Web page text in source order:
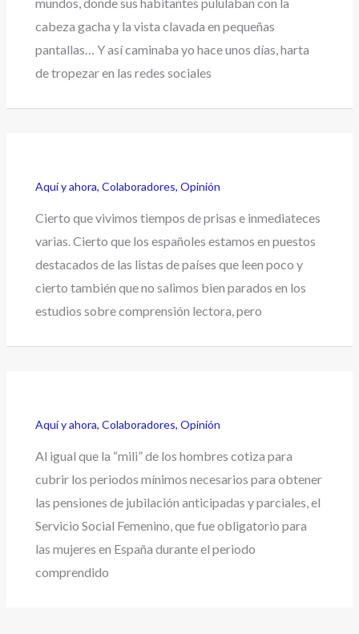
cabeza gacha y la vista clavada en pequeñas
pantallas… Y así caminaba yo hace unos días, harta
de tropezar en las redes sociales
Aquí y ahora,Colaboradores,Opinión
Cierto que vivimos tiempos de prisas e inmediateces
varias. Cierto que los españoles estamos en puestos
destacados de las listas de países que leen poco y
cierto también que no salimos bien parados en los
estudios sobre comprensión lectora, pero
Aquí y ahora,Colaboradores,Opinión
Al igual que la “mili” de los hombres cotiza para
cubrir los periodos mínimos necesarios para obtener
las pensiones de jubilación anticipadas y parciales, el
Servicio Social Femenino, que fue obligatorio para
las mujeres en España durante el periodo
comprendido